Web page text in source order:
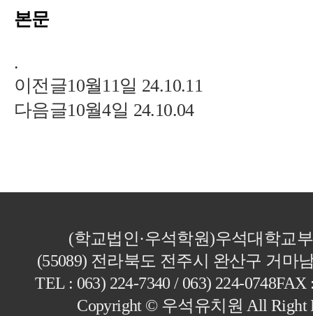
본문
.
이전글10월11일 24.10.11
다음글10월4일 24.10.04
(학교법인·우석학원)우석대학교
(55089) 전라북도 전주시 완산구 거마
TEL : 063) 224-7340 / 063) 224-0748FAX
Copyright © 우석유치원 All Right